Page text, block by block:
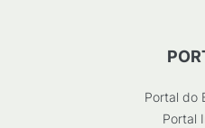
Portal do
Portal